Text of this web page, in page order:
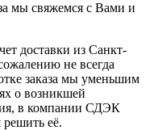
мы свяжемся с Вами и
доставки из Санкт-
не всегда
заказа мы уменьшим
о возникшей
в компании СДЭК
решить её.